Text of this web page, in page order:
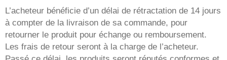
L’acheteur bénéficie d’un délai de rétractation de 14 jours
à compter de la livraison de sa commande, pour
retourner le produit pour échange ou remboursement.
Les frais de retour seront à la charge de l’acheteur.